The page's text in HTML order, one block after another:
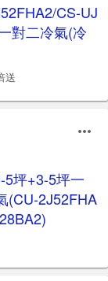
CS-UJ
對二冷氣(冷
送
5坪+3-5坪一
(CU-2J52FHA